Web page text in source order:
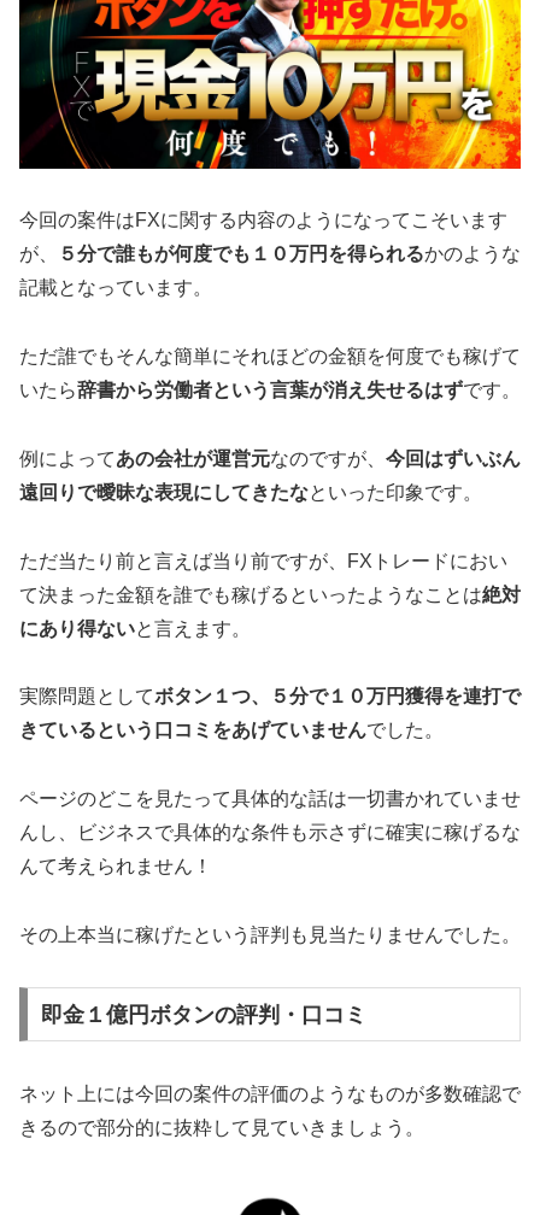
今回の案件はFXに関する内容のようになってこそいます
が、
５分で誰もが何度でも１０万円を得られるかのような
記載となっています。
ただ誰でもそんな簡単にそれほどの金額を何度でも稼げて
いたら辞書から労働者という言葉が消え失せるはずです。
例によってあの会社が運営元なのですが、 今回はずいぶん
遠回りで曖昧な表現にしてきたなといった印象です。
ただ当たり前と言えば当り前ですが、FXトレードにおい
て決まった金額を誰でも稼げるといったようなことは絶対
にあり得ないと言えます。
実際問題としてボタン１つ、５分で１０万円獲得を連打で
きているという口コミをあげていませんでした。
ページのどこを見たって具体的な話は一切書かれていませ
んし、ビジネスで具体的な条件も示さずに確実に稼げるな
んて考えられません！
その上本当に稼げたという評判も見当たりませんでした。
即金１億円ボタンの評判・口コミ
ネット上には今回の案件の評価のようなものが多数確認で
きるので部分的に抜粋して見ていきましょう。